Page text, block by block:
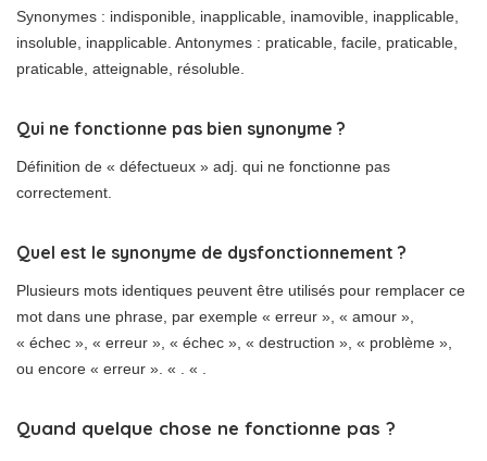
Synonymes : indisponible, inapplicable, inamovible, inapplicable,
insoluble, inapplicable. Antonymes : praticable, facile, praticable,
praticable, atteignable, résoluble.
Qui ne fonctionne pas bien synonyme ?
Définition de « défectueux » adj. qui ne fonctionne pas
correctement.
Quel est le synonyme de dysfonctionnement ?
Plusieurs mots identiques peuvent être utilisés pour remplacer ce
mot dans une phrase, par exemple « erreur », « amour »,
« échec », « erreur », « échec », « destruction », « problème »,
ou encore « erreur ». « . « .
Quand quelque chose ne fonctionne pas ?